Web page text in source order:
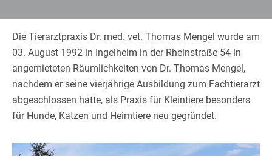
Die Tierarztpraxis Dr. med. vet. Thomas Mengel wurde am
03. August 1992 in Ingelheim in der Rheinstraße 54 in
angemieteten Räumlichkeiten von Dr. Thomas Mengel,
nachdem er seine vierjährige Ausbildung zum Fachtierarzt
abgeschlossen hatte, als Praxis für Kleintiere besonders
für Hunde, Katzen und Heimtiere neu gegründet.